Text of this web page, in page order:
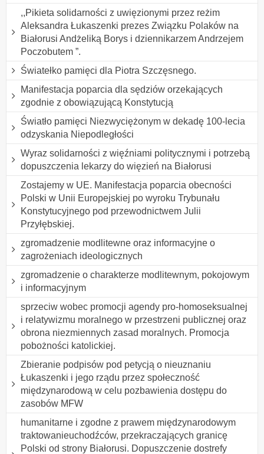
,,Pikieta solidarności z uwięzionymi przez reżim
Aleksandra Łukaszenki prezes Związku Polaków na
Białorusi Andżeliką Borys i dziennikarzem Andrzejem
Poczobutem ”.
Światełko pamięci dla Piotra Szczęsnego.
Manifestacja poparcia dla sędziów orzekających
zgodnie z obowiązującą Konstytucją
Światło pamięci Niezwyciężonym w dekadę 100-lecia
odzyskania Niepodległości
Wyraz solidarności z więźniami politycznymi i potrzebą
dopuszczenia lekarzy do więzień na Białorusi
Zostajemy w UE. Manifestacja poparcia obecności
Polski w Unii Europejskiej po wyroku Trybunału
Konstytucyjnego pod przewodnictwem Julii
Przyłębskiej.
zgromadzenie modlitewne oraz informacyjne o
zagrożeniach ideologicznych
zgromadzenie o charakterze modlitewnym, pokojowym
i informacyjnym
sprzeciw wobec promocji agendy pro-homoseksualnej
i relatywizmu moralnego w przestrzeni publicznej oraz
obrona niezmiennych zasad moralnych. Promocja
pobożności katolickiej.
Zbieranie podpisów pod petycją o nieuznaniu
Łukaszenki i jego rządu przez społeczność
międzynarodową w celu pozbawienia dostępu do
zasobów MFW
humanitarne i zgodne z prawem międzynarodowym
traktowanieuchodźców, przekraczających granicę
Polski od strony Białorusi. Dopuszczenie dostrefy